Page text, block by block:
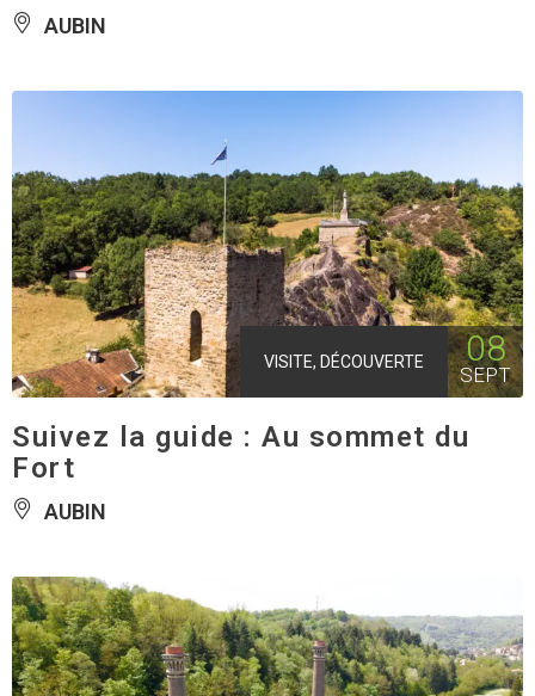
AUBIN
VISITE, DÉCOUVERTE 08
SEPT
Suivez la guide : Au sommet du
Fort
AUBIN